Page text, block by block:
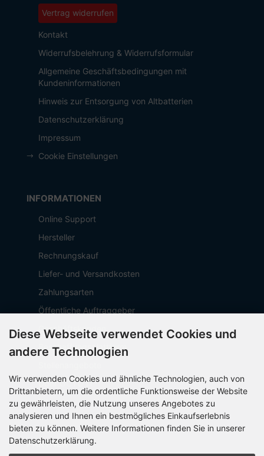
Vertrag widerrufen
Kontakt
Widerrufsbelehrung & Widerrufsformular
Allgemeine Geschäftsbedingungen mit
Kundeninformationen
Hinweis zur Entsorgung von Altbatterien
Datenschutzerklärung
Impressum
Cookie Einstellungen
INFORMATIONEN
Online Support
Hersteller
Rechnungskauf
Liefer- und Versandkosten
Zahlungsarten
Öffentliche Auftraggeber
Geschäftskunden
Beschaffungsplattform
Über OCTO IT
Sitemap
PARTNER
Diese Webseite verwendet Cookies und
andere Technologien
Wir verwenden Cookies und ähnliche Technologien, auch von
Drittanbietern, um die ordentliche Funktionsweise der Website
zu gewährleisten, die Nutzung unseres Angebotes zu
analysieren und Ihnen ein bestmögliches Einkaufserlebnis
bieten zu können. Weitere Informationen finden Sie in unserer
Datenschutzerklärung.